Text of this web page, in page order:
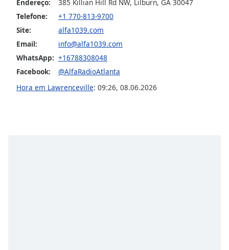
Opacity
Caption
Area
Background
Color
Endereço:
385 Killian Hill Rd NW, Lilburn, GA 30047
Telefone:
+1 770-813-9700
Site:
alfa1039.com
Email:
info@alfa1039.com
WhatsApp: +16788308048
Facebook:
@AlfaRadioAtlanta
Hora em Lawrenceville: 09:26, 08.06.2026